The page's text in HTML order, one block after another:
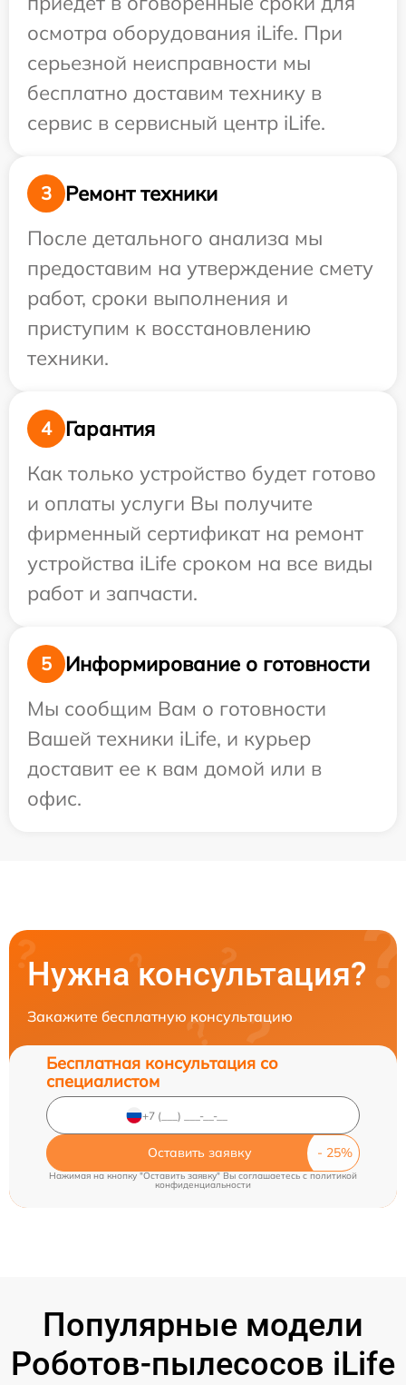
осмотра оборудования iLife. При
серьезной неисправности мы
бесплатно доставим технику в
сервис в сервисный центр iLife.
3
Ремонт техники
После детального анализа мы
предоставим на утверждение смету
работ, сроки выполнения и
приступим к восстановлению
техники.
4
Гарантия
Как только устройство будет готово
и оплаты услуги Вы получите
фирменный сертификат на ремонт
устройства iLife сроком на все виды
работ и запчасти.
5
Информирование о готовности
Мы сообщим Вам о готовности
Вашей техники iLife, и курьер
доставит ее к вам домой или в
офис.
Нужна консультация?
Закажите бесплатную консультацию
Бесплатная консультация со
специалистом
Оставить заявку
Нажимая на кнопку "Оставить заявку" Вы соглашаетесь c политикой
конфиденциальности
Популярные модели
Роботов-пылесосов iLife